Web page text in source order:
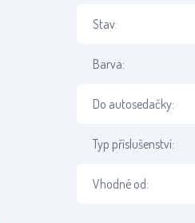
Stav:
Barva:
Do autosedačky:
Typ příslušenství:
Vhodné od: